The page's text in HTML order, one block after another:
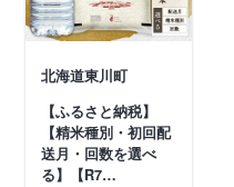
北海道東川町
【ふるさと納税】
【精米種別・初回配
送月・回数を選べ
る】【R7…